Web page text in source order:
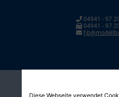
04941 - 97
04941 - 97
f-
Diese Webseite verwendet